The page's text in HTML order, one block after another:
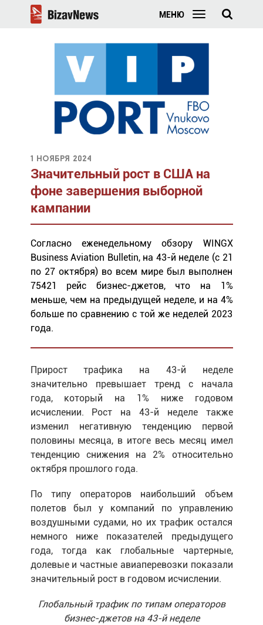
МЕНЮ
1 ноября 2024
Значительный рост в США на
фоне завершения выборной
кампании
Согласно еженедельному обзору WINGX
Business Aviation Bulletin, на 43-й неделе (с 21
по 27 октября) во всем мире был выполнен
75421 рейс бизнес-джетов, что на 1%
меньше, чем на предыдущей неделе, и на 4%
больше по сравнению с той же неделей 2023
года.
Прирост трафика на 43-й неделе
значительно превышает тренд с начала
года, который на 1% ниже годовом
исчислении. Рост на 43-й неделе также
изменил негативную тенденцию первой
половины месяца, в итоге весь месяц имел
тенденцию снижения на 2% относительно
октября прошлого года.
По типу операторов наибольший объем
полетов был у компаний по управлению
воздушными судами, но их трафик остался
немного ниже показателей предыдущего
года, тогда как глобальные чартерные,
долевые и частные авиаперевозки показали
значительный рост в годовом исчислении.
Глобальный трафик по типам операторов
бизнес-джетов на 43-й неделе